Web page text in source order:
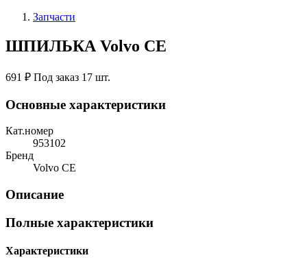
Запчасти
ШПИЛЬКА Volvo CE
691 ₽ Под заказ 17 шт.
Основные характеристики
Кат.номер
953102
Бренд
Volvo CE
Описание
Полные характеристики
Характеристики